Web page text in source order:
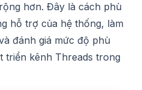
hơn. Đây là cách phù
hỗ trợ của hệ thống, làm
đánh giá mức độ phù
triển kênh Threads trong